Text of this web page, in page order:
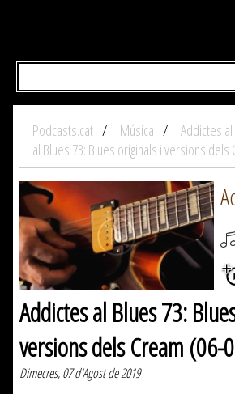
Podcasts.cat Música Addictes
al Blues 73: Blues originals i versions dels
Addictes al Blues 73:
versions dels Cream (06-
Dimecres, 07 d'Agost de 2019